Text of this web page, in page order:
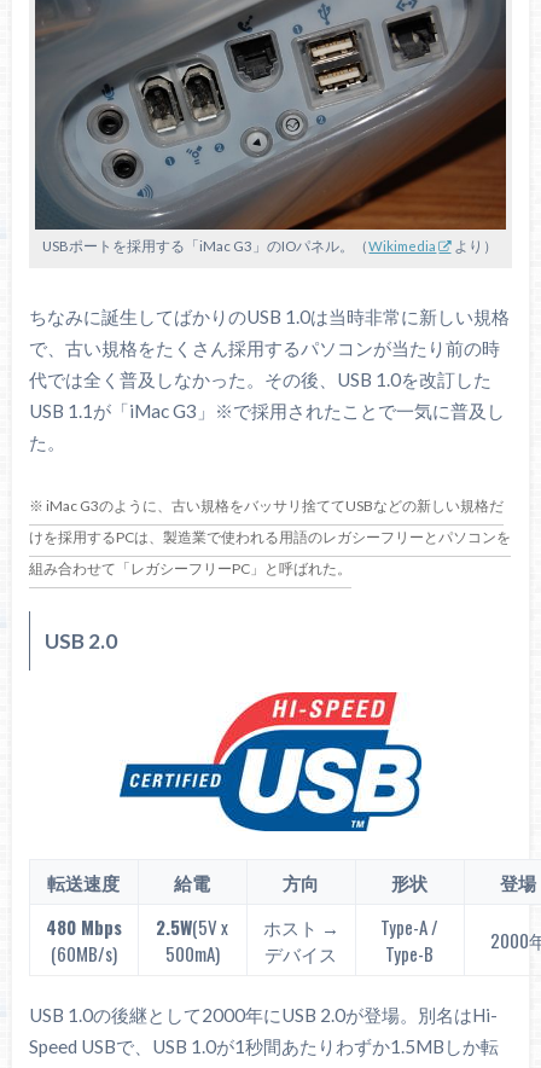
USBポートを採用する「iMac G3」のIOパネル。（Wikimedia より）
ちなみに誕生してばかりのUSB 1.0は当時非常に新しい規格
で、古い規格をたくさん採用するパソコンが当たり前の時
代では全く普及しなかった。その後、USB 1.0を改訂した
USB 1.1が「iMac G3」※で採用されたことで一気に普及し
た。
※ iMac G3のように、古い規格をバッサリ捨ててUSBなどの新しい規格だ
けを採用するPCは、製造業で使われる用語のレガシーフリーとパソコンを
組み合わせて「レガシーフリーPC」と呼ばれた。
USB 2.0
転送速度 給電 方向 形状
登場
480 Mbps
(60MB/s)
2.5W(5V x
500mA)
ホスト →
デバイス
Type-A /
Type-B
2000
USB 1.0の後継として2000年にUSB 2.0が登場。別名はHi-
Speed USBで、USB 1.0が1秒間あたりわずか1.5MBしか転